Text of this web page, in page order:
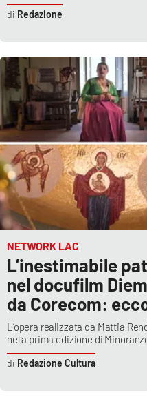
Redazione
NETWORK LAC
L’inestimabile
nel docufilm
da Corecom:
L’opera realizzata da Mattia
nella prima edizione di
Redazione Cultura